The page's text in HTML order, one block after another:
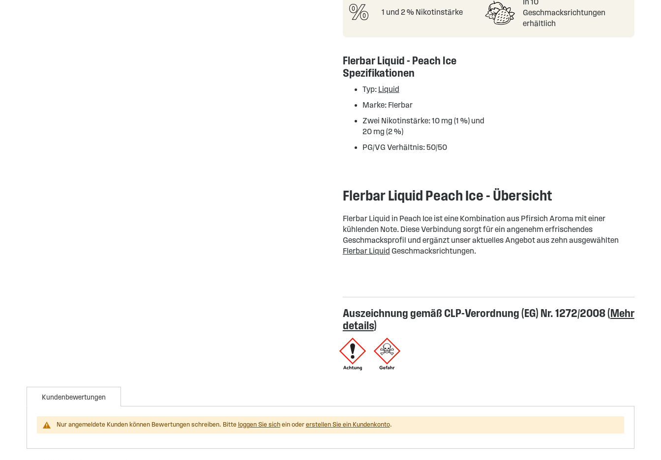
1 und 2 % Nikotinstärke
In 10
Geschmacksrichtungen
erhältlich
Flerbar Liquid - Peach Ice
Spezifikationen
Typ: Liquid
Marke: Flerbar
Zwei Nikotinstärke: 10 mg (1 %) und
20 mg (2 %)
PG/VG Verhältnis: 50/50
Flerbar Liquid Peach Ice - Übersicht
Flerbar Liquid in Peach Ice ist eine Kombination aus Pfirsich Aroma mit einer
kühlenden Note. Diese Verbindung sorgt für ein angenehm erfrischendes
Geschmacksprofil und ergänzt unser aktuelles Angebot aus zehn ausgewählten
Flerbar Liquid Geschmacksrichtungen.
Auszeichnung gemäß CLP-Verordnung (EG) Nr. 1272/2008 (Mehr
details)
Kundenbewertungen
Nur angemeldete Kunden können Bewertungen schreiben. Bitte loggen Sie sichein oder erstellen Sie ein Kundenkonto.